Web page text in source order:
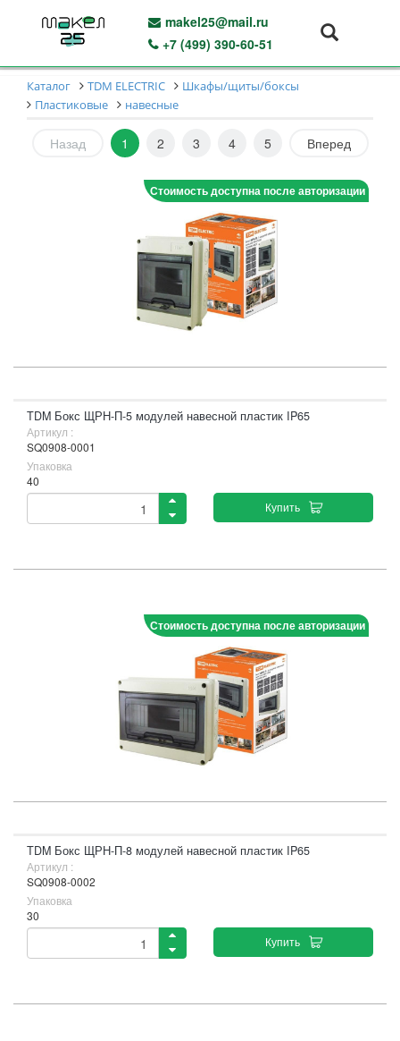
makel25@mail.ru
+7 (499) 390-60-51
Каталог TDM ELECTRIC
Шкафы/щиты/боксы
Пластиковые
навесные
Назад 1 2 3 4 5 Вперед
Стоимость доступна после авторизации
TDM Бокс ЩРН-П-5 модулей навесной пластик IP65
Артикул :
SQ0908-0001
Упаковка
40
Купить
Стоимость доступна после авторизации
TDM Бокс ЩРН-П-8 модулей навесной пластик IP65
Артикул :
SQ0908-0002
Упаковка
30
Купить